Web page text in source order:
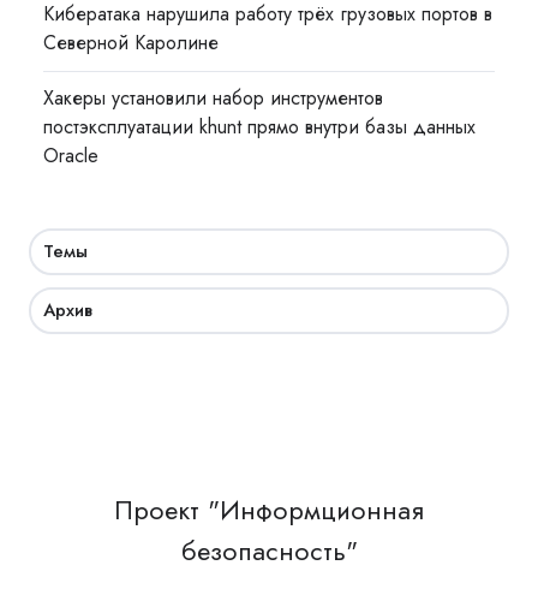
Кибератака нарушила работу трёх грузовых портов в
Северной Каролине
Хакеры установили набор инструментов
постэксплуатации khunt прямо внутри базы данных
Oracle
Темы
Архив
Проект "Информционная
безопасность"